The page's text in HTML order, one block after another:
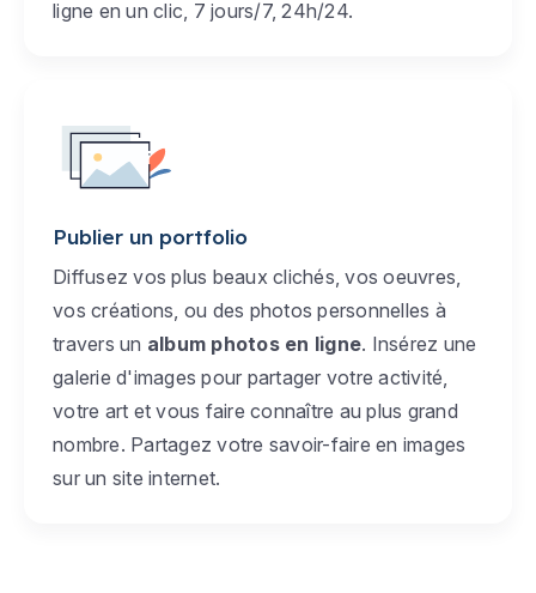
ligne en un clic, 7 jours/7, 24h/24.
Publier un portfolio
Diffusez vos plus beaux clichés, vos oeuvres,
vos créations, ou des photos personnelles à
travers un album photos en ligne. Insérez une
galerie d'images pour partager votre activité,
votre art et vous faire connaître au plus grand
nombre. Partagez votre savoir-faire en images
sur un site internet.